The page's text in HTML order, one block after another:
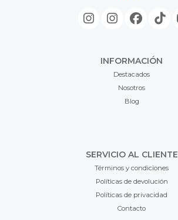
INFORMACIÓN
Destacados
Nosotros
Blog
SERVICIO AL CLIENTE
Términos y condiciones
Políticas de devolución
Políticas de privacidad
Contacto